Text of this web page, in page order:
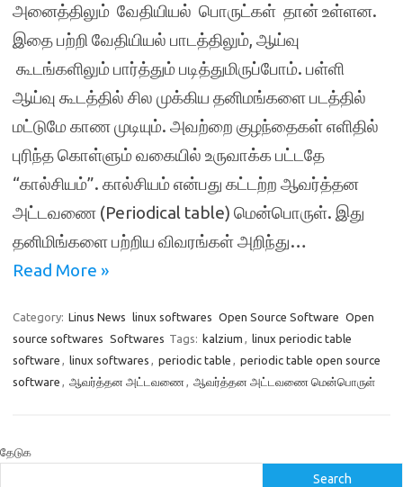
அனைத்திலும் வேதியியல் பொருட்கள் தான் உள்ளன.
இதை பற்றி வேதியியல் பாடத்திலும், ஆய்வு
கூடங்களிலும் பார்த்தும் படித்துமிருப்போம். பள்ளி
ஆய்வு கூடத்தில் சில முக்கிய தனிமங்களை படத்தில்
மட்டுமே காண முடியும். அவற்றை குழந்தைகள் எளிதில்
புரிந்த கொள்ளும் வகையில் உருவாக்க பட்டதே
“கால்சியம்”. கால்சியம் என்பது கட்டற்ற ஆவர்த்தன
அட்டவணை (Periodical table) மென்பொருள். இது
தனிமிங்களை பற்றிய விவரங்கள் அறிந்து…
Read More »
Category: Linus News linux softwares Open Source Software Open
source softwares Softwares Tags: kalzium , linux periodic table
software , linux softwares , periodic table , periodic table open source
software , ஆவர்த்தன அட்டவணை, ஆவர்த்தன அட்டவணை மென்பொருள்
தேடுக
Search